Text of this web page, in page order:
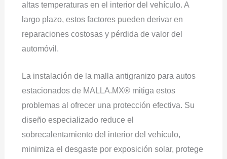
altas temperaturas en el interior del vehículo. A
largo plazo, estos factores pueden derivar en
reparaciones costosas y pérdida de valor del
automóvil.
La instalación de la malla antigranizo para autos
estacionados de MALLA.MX® mitiga estos
problemas al ofrecer una protección efectiva. Su
diseño especializado reduce el
sobrecalentamiento del interior del vehículo,
minimiza el desgaste por exposición solar, protege